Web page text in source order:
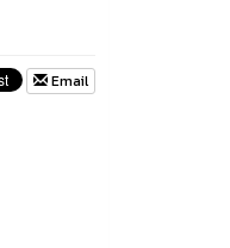
Email